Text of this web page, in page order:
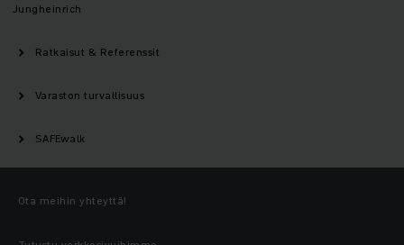
Jungheinrich
Ratkaisut & Referenssit
Varaston turvallisuus
SAFEwalk
Ota meihin yhteyttä!